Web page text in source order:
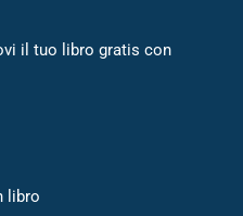
il tuo libro gratis con
libro